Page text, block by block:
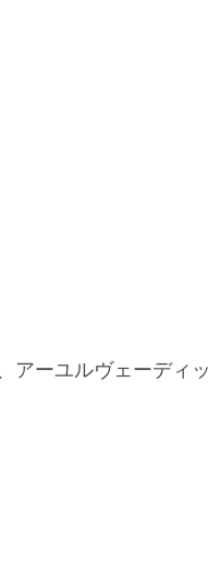
アーユルヴェーディ